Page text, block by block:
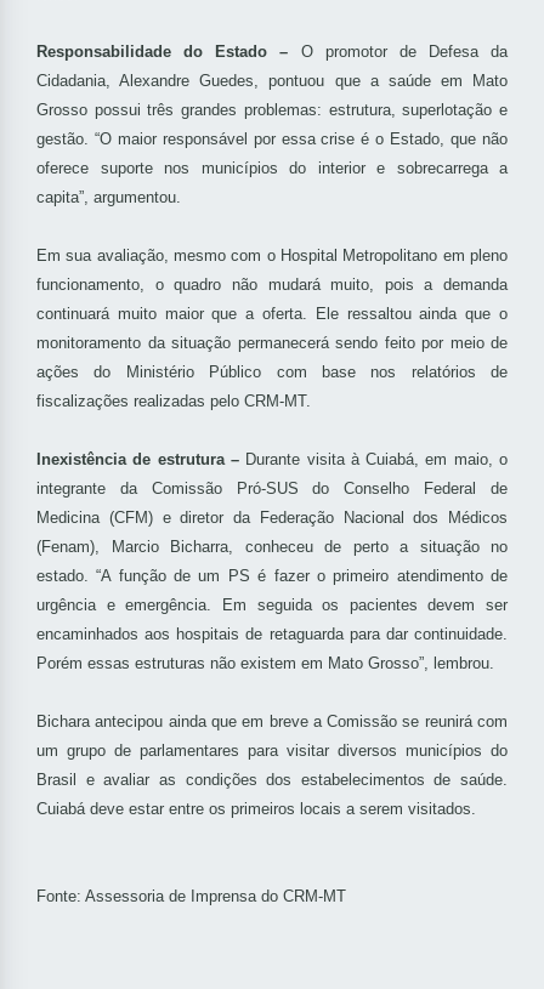
Responsabilidade do Estado – O promotor de Defesa da
Cidadania, Alexandre Guedes, pontuou que a saúde em Mato
Grosso possui três grandes problemas: estrutura, superlotação e
gestão. “O maior responsável por essa crise é o Estado, que não
oferece suporte nos municípios do interior e sobrecarrega a
capita”, argumentou.
Em sua avaliação, mesmo com o Hospital Metropolitano em pleno
funcionamento, o quadro não mudará muito, pois a demanda
continuará muito maior que a oferta. Ele ressaltou ainda que o
monitoramento da situação permanecerá sendo feito por meio de
ações do Ministério Público com base nos relatórios de
fiscalizações realizadas pelo CRM-MT.
Inexistência de estrutura –Durante visita à Cuiabá, em maio, o
integrante da Comissão Pró-SUS do Conselho Federal de
Medicina (CFM) e diretor da Federação Nacional dos Médicos
(Fenam), Marcio Bicharra, conheceu de perto a situação no
estado. “A função de um PS é fazer o primeiro atendimento de
urgência e emergência. Em seguida os pacientes devem ser
encaminhados aos hospitais de retaguarda para dar continuidade.
Porém essas estruturas não existem em Mato Grosso”, lembrou.
Bichara antecipou ainda que em breve a Comissão se reunirá com
um grupo de parlamentares para visitar diversos municípios do
Brasil e avaliar as condições dos estabelecimentos de saúde.
Cuiabá deve estar entre os primeiros locais a serem visitados.
Fonte: Assessoria de Imprensa do CRM-MT